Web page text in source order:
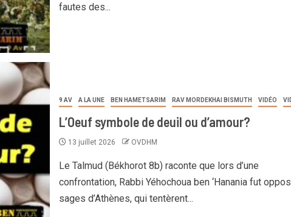
fautes des...
9 AV A LA UNE BEN HAMETSARIM RAV MORDEKHAI BISMUTH VIDÉO
L’Oeuf symbole de deuil ou d’amour?
13 juillet 2026 OVDHM
Le Talmud (Békhorot 8b) raconte que lors d’une
confrontation, Rabbi Yéhochoua ben ‘Hanania fut
sages d’Athènes, qui tentèrent...